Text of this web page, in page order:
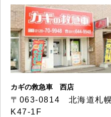
カギの救急車 西店
〒063-0814 北海道札
K47-1F